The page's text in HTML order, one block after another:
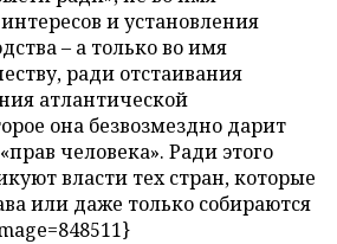
и установления
– а только во имя
ради отстаивания
атлантической
она безвозмездно дарит
человека». Ради этого
власти тех стран, которые
или даже только собираются